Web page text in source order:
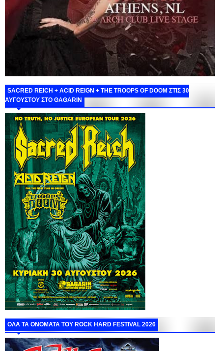
SACRED REICH + ACID REIGN + THE TROOPS OF DOOM ΣΤΙΣ 30
ΑΥΓΟΥΣΤΟΥ ΣΤΟ GAGARIN
ΟΛΑ ΤΑ ΟΝΟΜΑΤΑ ΤΟΥ ROCK HARD FESTIVAL 2026